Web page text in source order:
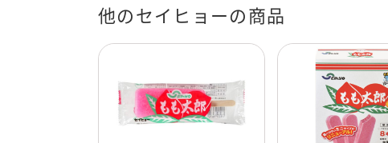
他のセイヒョーの商品